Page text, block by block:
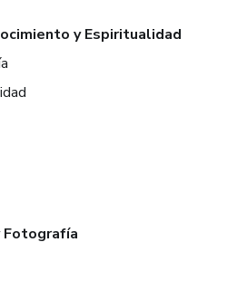
y Espiritualidad
Fotografía